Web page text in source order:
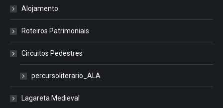
Alojamento
Roteiros Patrimoniais
Circuitos Pedestres
percursoliterario_ALA
Lagareta Medieval